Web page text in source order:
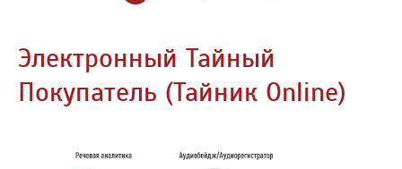
Электронный Тайный
Покупатель (Тайник Online)